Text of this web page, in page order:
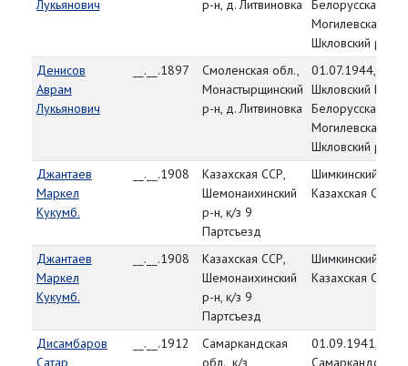
Лукьянович
р-н, д. Литвиновка
Белорусская
Могилевская
Шкловский р-н
Денисов
Аврам
Лукьянович
__.__.1897
Смоленская обл.,
Монастырщинский
р-н, д. Литвиновка
01.07.1944,
Шкловский РВК,
Белорусская
Могилевская
Шкловский р-н
Джантаев
Маркел
Кукумб.
__.__.1908
Казахская ССР,
Шемонаихинский
р-н, к/з 9
Партсъезд
Шимкинский РВК,
Казахская ССР
Джантаев
Маркел
Кукумб.
__.__.1908
Казахская ССР,
Шемонаихинский
р-н, к/з 9
Партсъезд
Шимкинский РВК,
Казахская ССР
Дисамбаров
Сатар
__.__.1912
Самаркандская
обл., к/з
01.09.1941,
Самаркандский